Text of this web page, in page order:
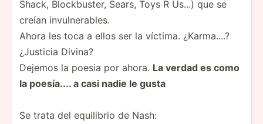
Shack, Blockbuster, Sears, Toys R Us...) que se
creían invulnerables.
Ahora les toca a ellos ser la víctima. ¿Karma....?
¿Justicia Divina?
Dejemos la poesia por ahora. La verdad es como
la poesía.... a casi nadie le gusta
Se trata del equilibrio de Nash: